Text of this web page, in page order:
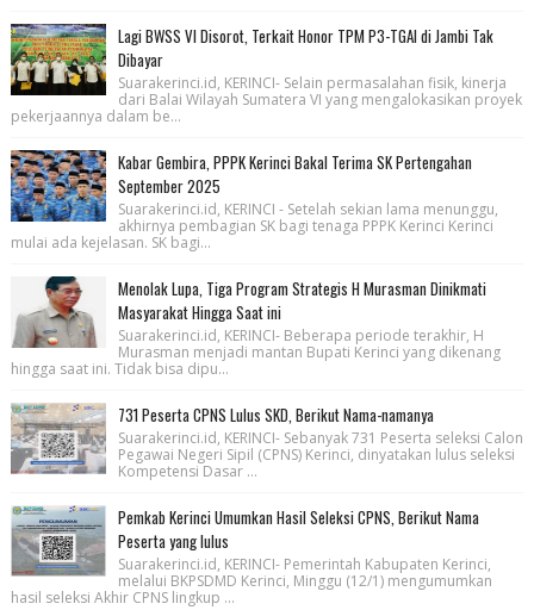
Lagi BWSS VI Disorot, Terkait Honor TPM P3-TGAI di Jambi Tak
Dibayar
Suarakerinci.id, KERINCI- Selain permasalahan fisik, kinerja
dari Balai Wilayah Sumatera VI yang mengalokasikan proyek
pekerjaannya dalam be...
Kabar Gembira, PPPK Kerinci Bakal Terima SK Pertengahan
September 2025
Suarakerinci.id, KERINCI - Setelah sekian lama menunggu,
akhirnya pembagian SK bagi tenaga PPPK Kerinci Kerinci
mulai ada kejelasan. SK bagi...
Menolak Lupa, Tiga Program Strategis H Murasman Dinikmati
Masyarakat Hingga Saat ini
Suarakerinci.id, KERINCI- Beberapa periode terakhir, H
Murasman menjadi mantan Bupati Kerinci yang dikenang
hingga saat ini. Tidak bisa dipu...
731 Peserta CPNS Lulus SKD, Berikut Nama-namanya
Suarakerinci.id, KERINCI- Sebanyak 731 Peserta seleksi Calon
Pegawai Negeri Sipil (CPNS) Kerinci, dinyatakan lulus seleksi
Kompetensi Dasar ...
Pemkab Kerinci Umumkan Hasil Seleksi CPNS, Berikut Nama
Peserta yang lulus
Suarakerinci.id, KERINCI- Pemerintah Kabupaten Kerinci,
melalui BKPSDMD Kerinci, Minggu (12/1) mengumumkan
hasil seleksi Akhir CPNS lingkup ...